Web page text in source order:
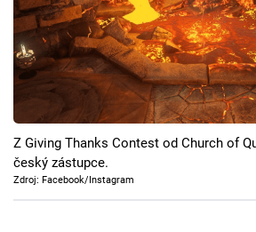
Hry
Cool Esport
Pořady
TV Program
Sledujte prima+
Z Giving Thanks Contest od Church of
český zástupce.
Zdroj: Facebook/Instagram